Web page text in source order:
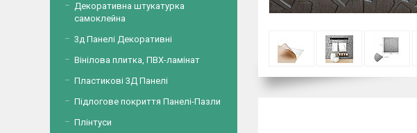
Декоративна штукатурка
самоклейна
3д Панелі Декоративні
Вінілова плитка, ПВХ-ламінат
Пластикові 3Д Панелі
Підлогове покриття Панелі-Пазли
Плінтуси